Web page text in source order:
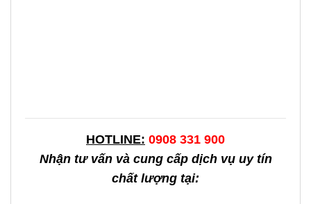
HOTLINE: 0908 331 900
Nhận tư vấn và cung cấp dịch vụ uy tín
chất lượng tại: